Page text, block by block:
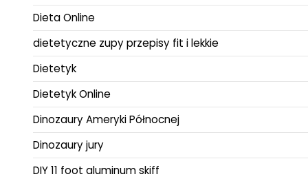
Dieta Online
dietetyczne zupy przepisy fit i lekkie
Dietetyk
Dietetyk Online
Dinozaury Ameryki Północnej
Dinozaury jury
DIY 11 foot aluminum skiff